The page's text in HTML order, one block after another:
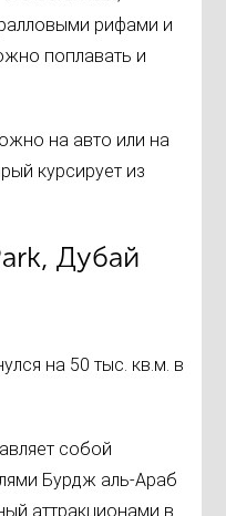
рифами и
поплавать и
на авто или на
курсирует из
Дубай
на 50 тыс. кв.м. в
собой
Бурдж аль-Араб
аттракционами в